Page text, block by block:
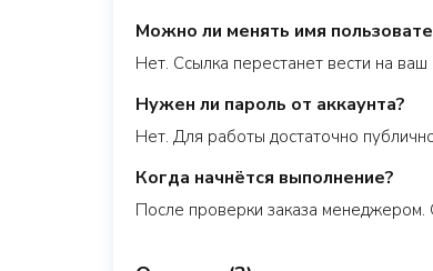
Можно ли менять имя
Нет. Ссылка перестанет вести на
Нужен ли пароль от аккаунта?
Нет. Для работы достаточно
Когда начнётся выполнение?
После проверки заказа